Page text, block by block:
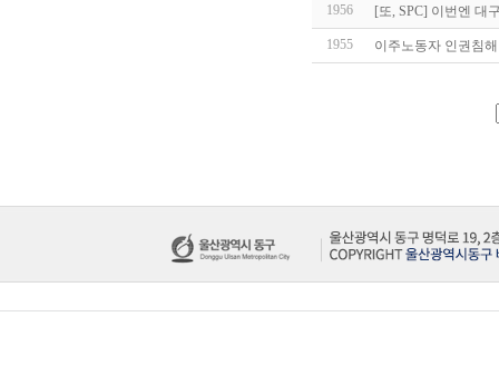
1956 [또, SPC] 이번엔 대
1955 이주노동자 인권침